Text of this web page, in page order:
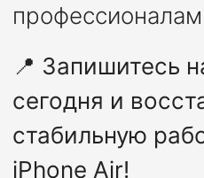
📍 Запишитесь
сегодня и
стабильную
iPhone Air!